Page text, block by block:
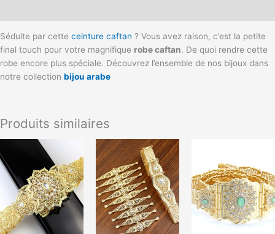
Séduite par cette ceinture caftan ? Vous avez raison, c’est la petite
final touch pour votre magnifique robe caftan. De quoi rendre cette
robe encore plus spéciale. Découvrez l’ensemble de nos bijoux dans
notre collection bijou arabe
Produits similaires
prix :
48,00 €
à
55,00 €
produit
a
plusieurs
variations.
Les
options
Plage
de
prix :
40,99 €
à
45,99 €
Ce
produit
a
plusieurs
variations.
Les
options
à